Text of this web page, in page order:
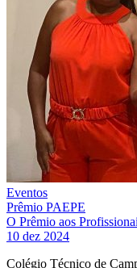
Eventos
Prêmio PAEPE
O Prêmio aos
10 dez 2024
Colégio Técnico de